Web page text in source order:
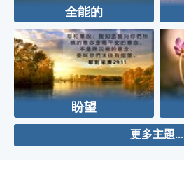
全能的
盼望
更多主題...